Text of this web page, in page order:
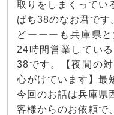
取りをしまくってい
ばち38のなお君です
どーーーも兵庫県
24時間営業してい
38です。【夜間の
心がけています】最
今回のお話は兵庫県
客様からのお依頼で